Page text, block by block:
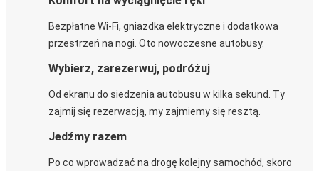
Bezpłatne Wi-Fi, gniazdka elektryczne i dodatkowa
przestrzeń na nogi. Oto nowoczesne autobusy.
Wybierz, zarezerwuj, podróżuj
Od ekranu do siedzenia autobusu w kilka sekund. Ty
zajmij się rezerwacją, my zajmiemy się resztą.
Jedźmy razem
Po co wprowadzać na drogę kolejny samochód, skoro